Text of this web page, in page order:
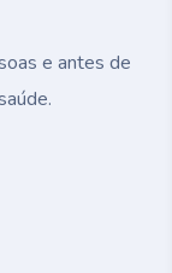
e antes de